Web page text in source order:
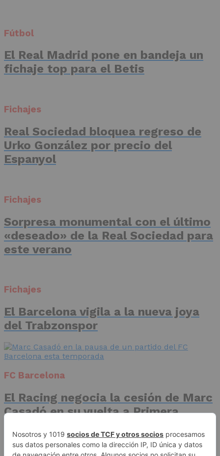
Fútbol
El Real Madrid pone en bandeja un
fichaje top para el Betis
Fichajes
Real Sociedad bloquea regreso de
Urko González por precio del
Espanyol
Fichajes
Sorpresa monumental con el último
«deseado» de la Real Sociedad para
este verano
Fichajes
El Barcelona vigila a la nueva joya
del Trabzonspor
FC Barcelona
El Racing negocia la cesión de Marc
Casadó en su vuelta a Primera
Advertisement